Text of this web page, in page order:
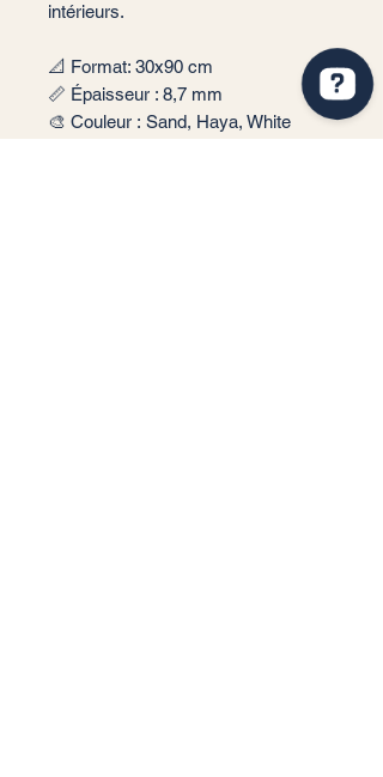
intérieurs.
📐 Format: 30x90 cm
📏 Épaisseur : 8,7 mm
🎨 Couleur : Sand, Haya, White